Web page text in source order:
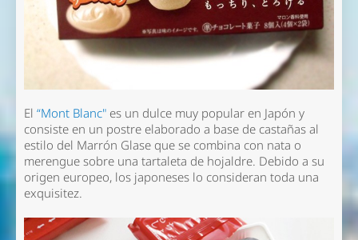
El “Mont Blanc"es un dulce muy popular en Japón y
consiste en un postre elaborado a base de castañas al
estilo del Marrón Glase que se combina con nata o
merengue sobre una tartaleta de hojaldre. Debido a su
origen europeo, los japoneses lo consideran toda una
exquisitez.